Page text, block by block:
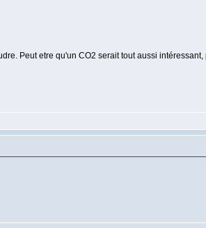
Peut etre qu'un CO2 serait tout aussi